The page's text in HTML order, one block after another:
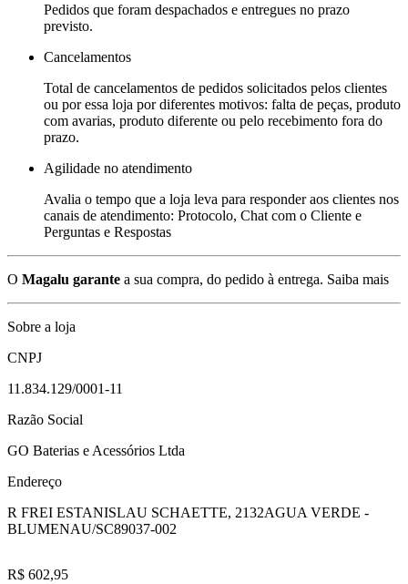
Pedidos que foram despachados e entregues no prazo
previsto.
Cancelamentos
Total de cancelamentos de pedidos solicitados pelos clientes
ou por essa loja por diferentes motivos: falta de peças, produto
com avarias, produto diferente ou pelo recebimento fora do
prazo.
Agilidade no atendimento
Avalia o tempo que a loja leva para responder aos clientes nos
canais de atendimento: Protocolo, Chat com o Cliente e
Perguntas e Respostas
O Magalu garante a sua compra, do pedido à entrega. Saiba mais
Sobre a loja
CNPJ
11.834.129/0001-11
Razão Social
GO Baterias e Acessórios Ltda
Endereço
R FREI ESTANISLAU SCHAETTE, 2132AGUA VERDE -
BLUMENAU/SC89037-002
R$ 602,95